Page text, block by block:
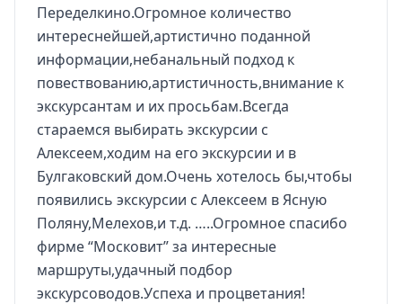
Переделкино.Огромное количество
интереснейшей,артистично поданной
информации,небанальный подход к
повествованию,артистичность,внимание к
экскурсантам и их просьбам.Всегда
стараемся выбирать экскурсии с
Алексеем,ходим на его экскурсии и в
Булгаковский дом.Очень хотелось бы,чтобы
появились экскурсии с Алексеем в Ясную
Поляну,Мелехов,и т.д. …..Огромное спасибо
фирме “Московит” за интересные
маршруты,удачный подбор
экскурсоводов.Успеха и процветания!